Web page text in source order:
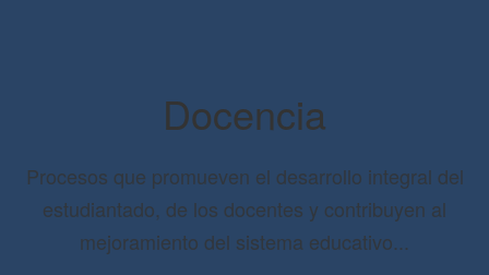
Docencia
Procesos que promueven el desarrollo integral del
estudiantado, de los docentes y contribuyen al
mejoramiento del sistema educativo...